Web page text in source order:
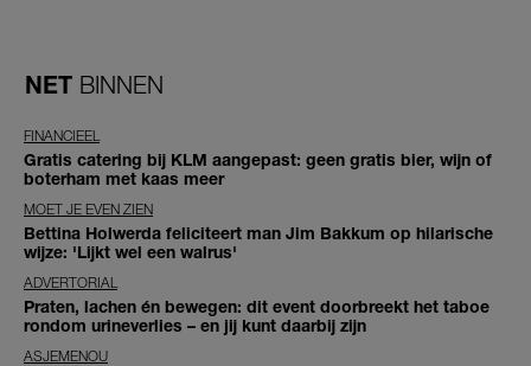
NET BINNEN
FINANCIEEL
Gratis catering bij KLM aangepast: geen gratis bier, wijn of
boterham met kaas meer
MOET JE EVEN ZIEN
Bettina Holwerda feliciteert man Jim Bakkum op hilarische
wijze: 'Lijkt wel een walrus'
ADVERTORIAL
Praten, lachen én bewegen: dit event doorbreekt het taboe
rondom urineverlies – en jij kunt daarbij zijn
ASJEMENOU